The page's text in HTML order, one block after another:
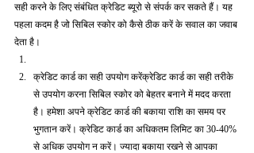
सही करने के लिए संबंधित क्रेडिट ब्यूरो से संपर्क कर सकते हैं। यह
पहला कदम है जो सिबिल स्कोर को कैसे ठीक करें के सवाल का जवाब
देता है।
क्रेडिट कार्ड का सही उपयोग करेंक्रेडिट कार्ड का सही तरीके
से उपयोग करना सिबिल स्कोर को बेहतर बनाने में मदद करता
है। हमेशा अपने क्रेडिट कार्ड की बकाया राशि का समय पर
भुगतान करें। क्रेडिट कार्ड का अधिकतम लिमिट का 30-40%
से अधिक उपयोग न करें। ज्यादा बकाया रखने से आपका